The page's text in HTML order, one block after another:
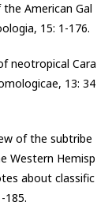
American Gal
15: 1-176.
neotropical Cara
13: 34
of the subtribe
Western Hemisp
about classific
185.